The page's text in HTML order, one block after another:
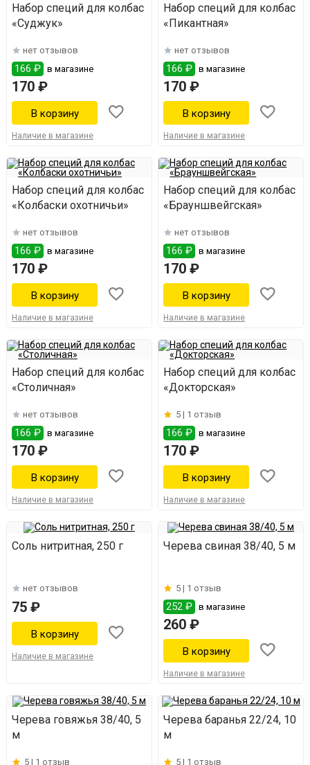
Набор специй для колбас
«Суджук»
нет отзывов
166 ₽ в магазине
170 ₽
Наличие в магазине
Набор специй для колбас
«Пикантная»
нет отзывов
166 ₽ в магазине
170 ₽
Наличие в магазине
Набор специй для колбас
«Колбаски охотничьи»
нет отзывов
166 ₽ в магазине
170 ₽
Наличие в магазине
Набор специй для колбас
«Брауншвейгская»
нет отзывов
166 ₽ в магазине
170 ₽
Наличие в магазине
Набор специй для колбас
«Столичная»
нет отзывов
166 ₽ в магазине
170 ₽
Наличие в магазине
Набор специй для колбас
«Докторская»
5 | 1 отзыв
166 ₽ в магазине
170 ₽
Наличие в магазине
Соль нитритная, 250 г
нет отзывов
75 ₽
Наличие в магазине
Черева свиная 38/40, 5 м
5 | 1 отзыв
252 ₽ в магазине
260 ₽
Наличие в магазине
Черева говяжья 38/40, 5
м
5 | 1 отзыв
Черева баранья 22/24, 10
м
5 | 1 отзыв